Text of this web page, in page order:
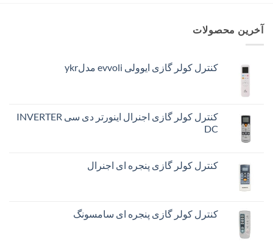
آخرین محصولات
کنترل کولر گازی ایوولی evvoli مدلykr
کنترل کولر گازی اجنرال اینورتر دی سی INVERTER
DC
کنترل کولر گازی پنجره ای اجنرال
کنترل کولر گازی پنجره ای سامسونگ